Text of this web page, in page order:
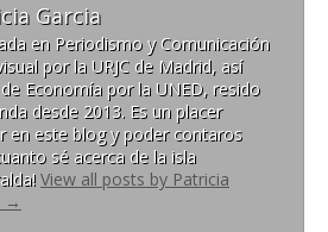
Garcia
en Periodismo y Comunicación
por la URJC de Madrid, así
Economía por la UNED, resido
desde 2013. Es un placer
en este blog y poder contaros
sé acerca de la isla
View all posts by Patricia
→